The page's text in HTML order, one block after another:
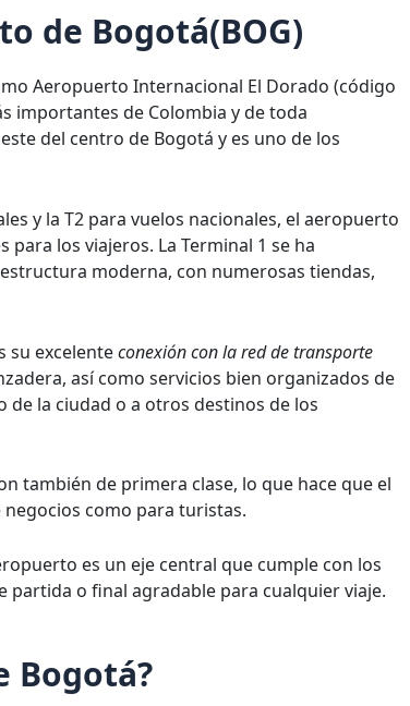
de Bogotá(BOG)
Aeropuerto Internacional El Dorado (código
importantes de Colombia y de toda
del centro de Bogotá y es uno de los
y la T2 para vuelos nacionales, el aeropuerto
los viajeros. La Terminal 1 se ha
moderna, con numerosas tiendas,
su excelenteconexión con la red de transporte
así como servicios bien organizados de
la ciudad o a otros destinos de los
también de primera clase, lo que hace que el
como para turistas.
es un eje central que cumple con los
o final agradable para cualquier viaje.
Bogotá?